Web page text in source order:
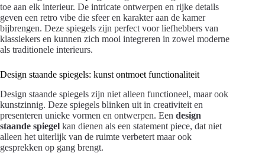
toe aan elk interieur. De intricate ontwerpen en rijke details
geven een retro vibe die sfeer en karakter aan de kamer
bijbrengen. Deze spiegels zijn perfect voor liefhebbers van
klassiekers en kunnen zich mooi integreren in zowel moderne
als traditionele interieurs.
Design staande spiegels: kunst ontmoet functionaliteit
Design staande spiegels zijn niet alleen functioneel, maar ook
kunstzinnig. Deze spiegels blinken uit in creativiteit en
presenteren unieke vormen en ontwerpen. Een design
staande spiegel kan dienen als een statement piece, dat niet
alleen het uiterlijk van de ruimte verbetert maar ook
gesprekken op gang brengt.